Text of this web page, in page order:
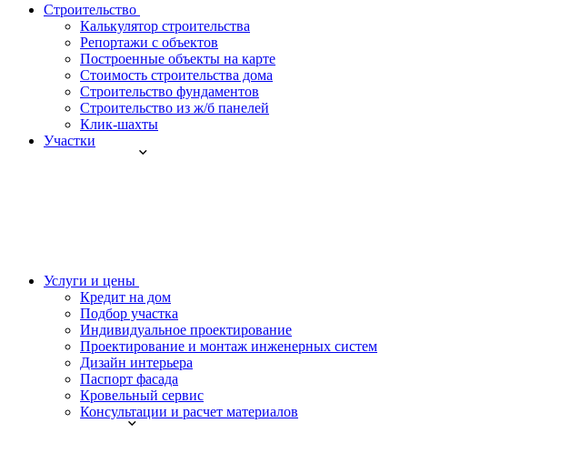
Строительство
Калькулятор строительства
Репортажи с объектов
Построенные объекты на карте
Стоимость строительства дома
Строительство фундаментов
Строительство из ж/б панелей
Клик-шахты
Участки
Услуги и цены
Кредит на дом
Подбор участка
Индивидуальное проектирование
Проектирование и монтаж инженерных систем
Дизайн интерьера
Паспорт фасада
Кровельный сервис
Консультации и расчет материалов